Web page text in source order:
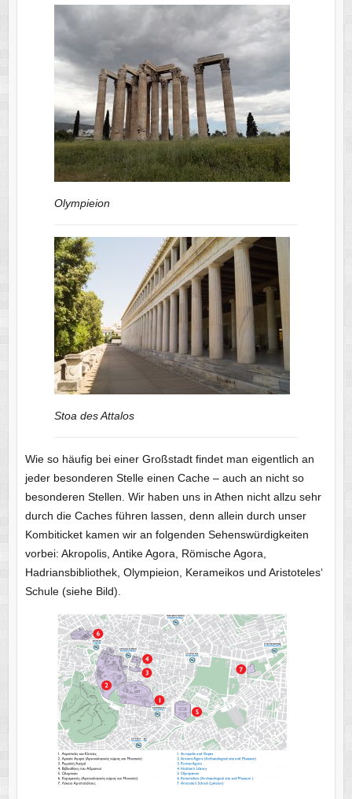
Olympieion
Stoa des Attalos
Wie so häufig bei einer Großstadt findet man eigentlich an
jeder besonderen Stelle einen Cache – auch an nicht so
besonderen Stellen. Wir haben uns in Athen nicht allzu sehr
durch die Caches führen lassen, denn allein durch unser
Kombiticket kamen wir an folgenden Sehenswürdigkeiten
vorbei: Akropolis, Antike Agora, Römische Agora,
Hadriansbibliothek, Olympieion, Kerameikos und Aristoteles‘
Schule (siehe Bild).